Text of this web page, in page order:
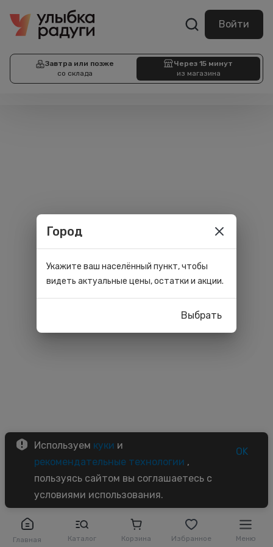
Войти
Завтра или позже
со склада
Через 15 минут
из магазина
Главная Каталог Корзина Избранное Меню
Используем куки и
рекомендательные технологии ,
пользуясь сайтом вы соглашаетесь с
условиями использования.
OK
Город
Укажите ваш населённый пункт, чтобы
видеть актуальные цены, остатки и акции.
Выбрать